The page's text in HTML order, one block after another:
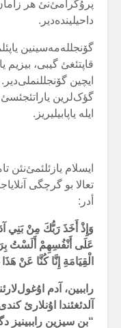
پرۇگرامئ‌نئ هر
داحیلیندەدیر.
گۆنجللەمەسینین
قاپتئغئ گیبی، بیزیم
ایچین
گؤک‌لرین
ایلە یاپابیلیریز.
ایسلام
تعالا بو گرچگی
أدر:
وَإِذْ أَخَذَ رَبُّكَ مِنْ بَنِي
عَلَى أَنْفُسِهِمْ أَلَسْتُ
الْقِيَامَةِ إِنَّا كُنَّا عَنْ هَذَا غَافِلِينَ
راببین، آدم
آلدئغئندا اۇنلارئ
“بن سیزین راببینیز